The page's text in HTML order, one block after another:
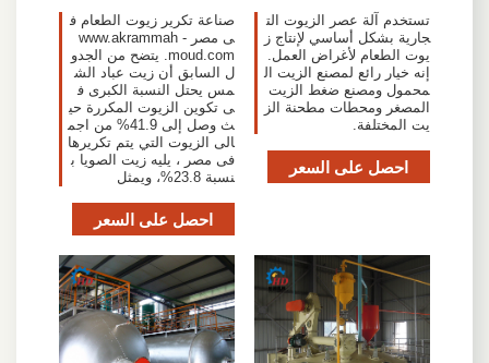
تستخدم آلة عصر الزيوت الت
جارية بشكل أساسي لإنتاج ز
يوت الطعام لأغراض العمل.
إنه خيار رائع لمصنع الزيت ال
محمول ومصنع ضغط الزيت
المصغر ومحطات مطحنة الز
يت المختلفة.
احصل على السعر
صناعة تكرير زيوت الطعام ف
ى مصر - www.akrammah
moud.com. يتضح من الجدو
ل السابق أن زيت عباد الش
مس يحتل النسبة الكبرى ف
ى تكوين الزيوت المكررة حي
ث وصل إلى 41.9% من اجم
الى الزيوت التي يتم تكريرها
فى مصر ، يليه زيت الصويا ب
نسبة 23.8%، ويمثل
احصل على السعر